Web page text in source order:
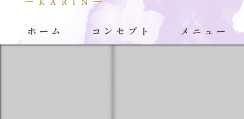
ホーム コンセプト メニュー